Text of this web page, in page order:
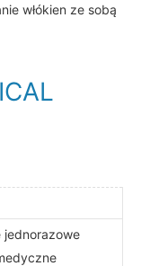
włókien ze sobą
jednorazowe